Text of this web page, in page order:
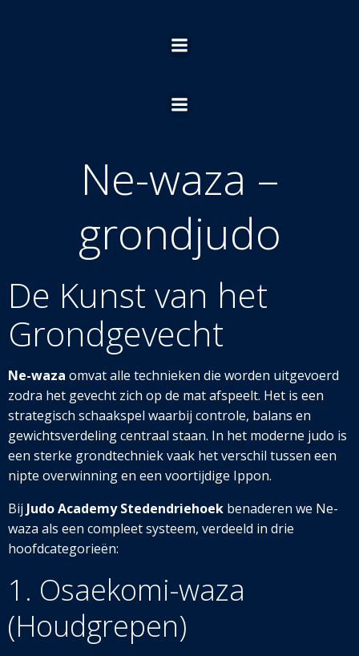
de
Ne-waza –
grondjudo
De Kunst van het
Grondgevecht
Ne-waza omvat alle technieken die worden uitgevoerd
zodra het gevecht zich op de mat afspeelt. Het is een
strategisch schaakspel waarbij controle, balans en
gewichtsverdeling centraal staan. In het moderne judo is
een sterke grondtechniek vaak het verschil tussen een
nipte overwinning en een voortijdige Ippon.
Bij Judo Academy Stedendriehoek benaderen we Ne-
waza als een compleet systeem, verdeeld in drie
hoofdcategorieën:
1. Osaekomi-waza
(Houdgrepen)